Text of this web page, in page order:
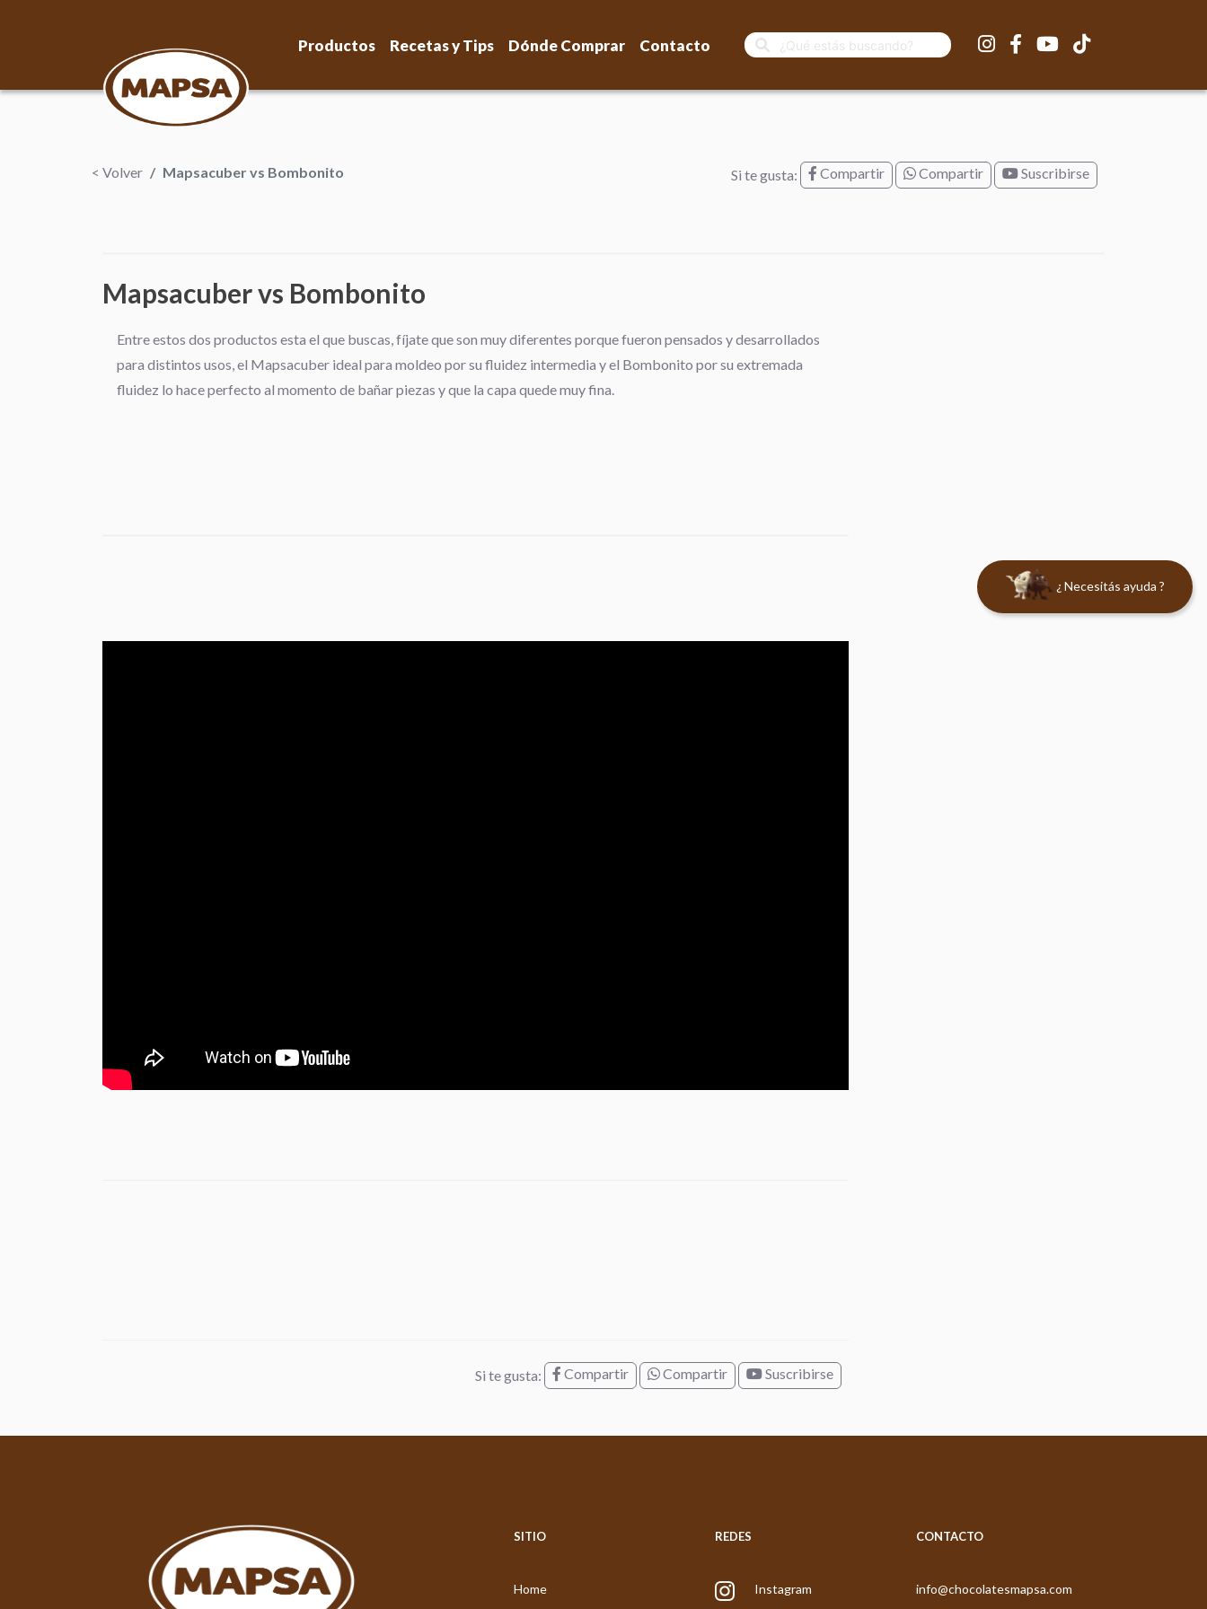
Productos Recetas y Tips Dónde Comprar Contacto
< Volver Mapsacuber vs Bombonito Si te gusta: Compartir Compartir Suscribirse
Mapsacuber vs Bombonito
Entre estos dos productos esta el que buscas, fíjate que son muy diferentes porque fueron pensados y desarrollados
para distintos usos, el Mapsacuber ideal para moldeo por su fluidez intermedia y el Bombonito por su extremada
fluidez lo hace perfecto al momento de bañar piezas y que la capa quede muy fina.
Si te gusta: Compartir Compartir Suscribirse
¿ Necesitás ayuda ?
SITIO
Home
REDES
Instagram
CONTACTO
info@chocolatesmapsa.com